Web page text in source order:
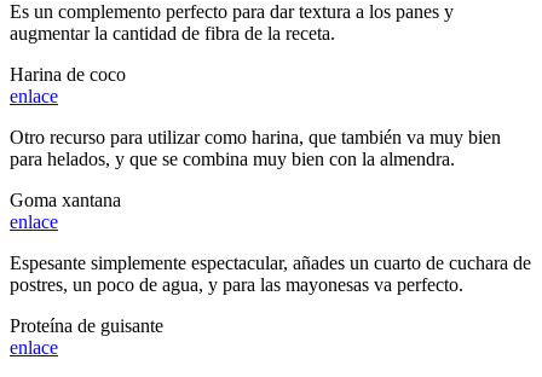
Es un complemento perfecto para dar textura a los panes y
augmentar la cantidad de fibra de la receta.
Harina de coco
enlace
Otro recurso para utilizar como harina, que también va muy bien
para helados, y que se combina muy bien con la almendra.
Goma xantana
enlace
Espesante simplemente espectacular, añades un cuarto de cuchara de
postres, un poco de agua, y para las mayonesas va perfecto.
Proteína de guisante
enlace